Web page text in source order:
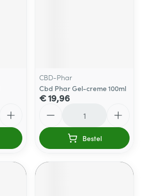
CBD-Phar
Cbd Phar Gel-creme 100ml
€ 19,96
Bestel